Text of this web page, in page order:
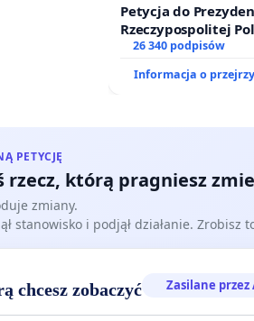
Petycja do
Rzeczypospolitej
zawetowanie
26 340 podpisów
Informacja o
PETYCJĘ
rzecz, którą pragniesz
zmiany.
stanowisko i podjął działanie. Zrobisz
chcesz zobaczyć Zasilane przez